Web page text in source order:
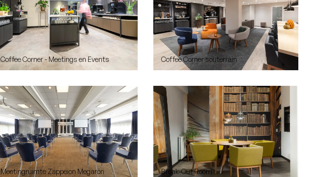
Coffee Corner - Meetings en Events Coffee Corner souterrain
Meetingruimte Zappeion Megaron Break-Out Room